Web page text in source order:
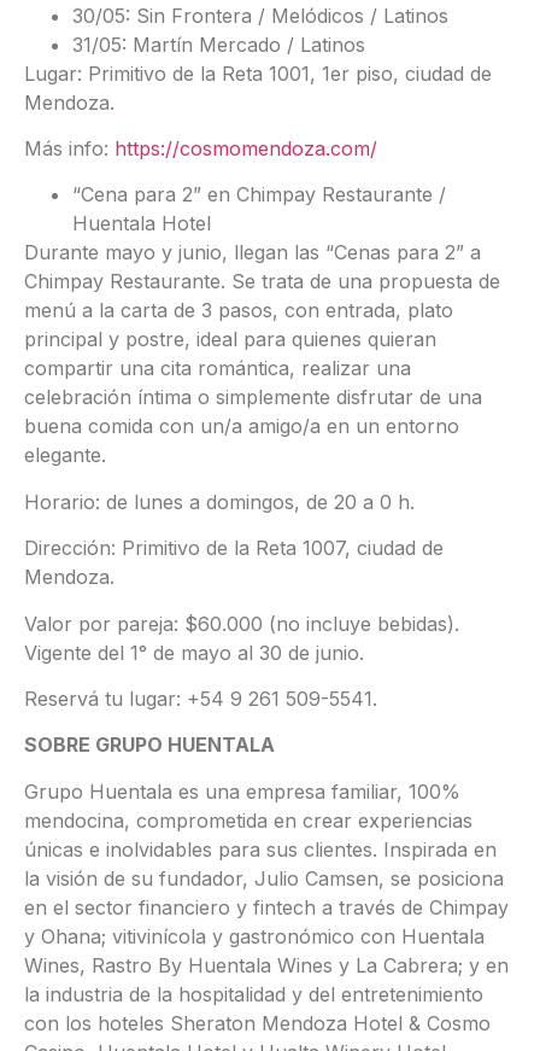
30/05: Sin Frontera / Melódicos / Latinos
31/05: Martín Mercado / Latinos
Lugar: Primitivo de la Reta 1001, 1er piso, ciudad de
Mendoza.
Más info: https://cosmomendoza.com/
“Cena para 2” en Chimpay Restaurante /
Huentala Hotel
Durante mayo y junio, llegan las “Cenas para 2” a
Chimpay Restaurante. Se trata de una propuesta de
menú a la carta de 3 pasos, con entrada, plato
principal y postre, ideal para quienes quieran
compartir una cita romántica, realizar una
celebración íntima o simplemente disfrutar de una
buena comida con un/a amigo/a en un entorno
elegante.
Horario: de lunes a domingos, de 20 a 0 h.
Dirección: Primitivo de la Reta 1007, ciudad de
Mendoza.
Valor por pareja: $60.000 (no incluye bebidas).
Vigente del 1° de mayo al 30 de junio.
Reservá tu lugar: +54 9 261 509-5541.
SOBRE GRUPO HUENTALA
Grupo Huentala es una empresa familiar, 100%
mendocina, comprometida en crear experiencias
únicas e inolvidables para sus clientes. Inspirada en
la visión de su fundador, Julio Camsen, se posiciona
en el sector financiero y fintech a través de Chimpay
y Ohana; vitivinícola y gastronómico con Huentala
Wines, Rastro By Huentala Wines y La Cabrera; y en
la industria de la hospitalidad y del entretenimiento
con los hoteles Sheraton Mendoza Hotel & Cosmo